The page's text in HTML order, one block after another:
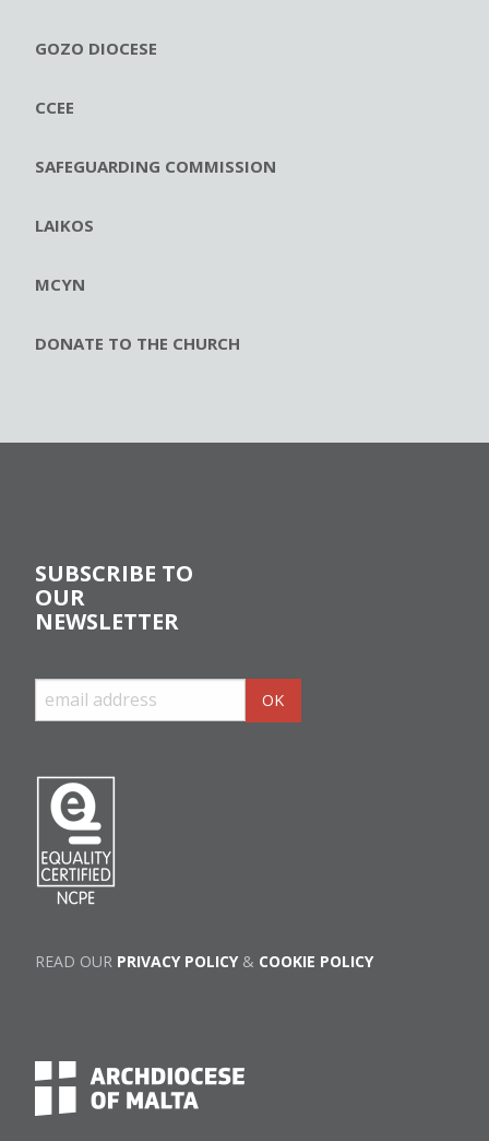
GOZO DIOCESE
CCEE
SAFEGUARDING COMMISSION
LAIKOS
MCYN
DONATE TO THE CHURCH
SUBSCRIBE TO
OUR
NEWSLETTER
READ OUR PRIVACY POLICY& COOKIE POLICY